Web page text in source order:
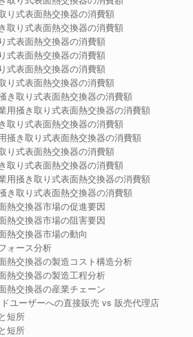
り式表面熱交換器の消費額
取り式表面熱交換器の消費額
式表面熱交換器の消費額
式表面熱交換器の消費額
式表面熱交換器の消費額
り式表面熱交換器の消費額
き取り式表面熱交換器の消費額
用掻き取り式表面熱交換器の消費額
取り式表面熱交換器の消費額
掻き取り式表面熱交換器の消費額
り式表面熱交換器の消費額
取り式表面熱交換器の消費額
用掻き取り式表面熱交換器の消費額
き取り式表面熱交換器の消費額
熱交換器市場の促進要因
熱交換器市場の阻害要因
熱交換器市場の動向
ォース分析
熱交換器の製造コスト構造分析
熱交換器の製造工程分析
熱交換器の産業チェーン
ユーザーへの直接販売 vs 販売代理店
短所
短所